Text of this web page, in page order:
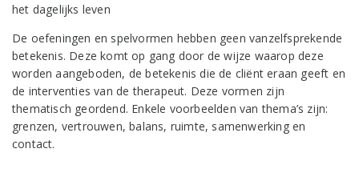
het dagelijks leven
De oefeningen en spelvormen hebben geen vanzelfsprekende
betekenis. Deze komt op gang door de wijze waarop deze
worden aangeboden, de betekenis die de cliënt eraan geeft en
de interventies van de therapeut. Deze vormen zijn
thematisch geordend. Enkele voorbeelden van thema’s zijn:
grenzen, vertrouwen, balans, ruimte, samenwerking en
contact.